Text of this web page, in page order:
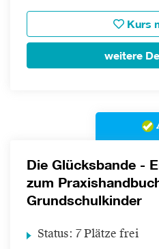
Kurs
weitere
Die Glücksbande -
zum
Grundschulkinder
Status: 7 Plätze frei